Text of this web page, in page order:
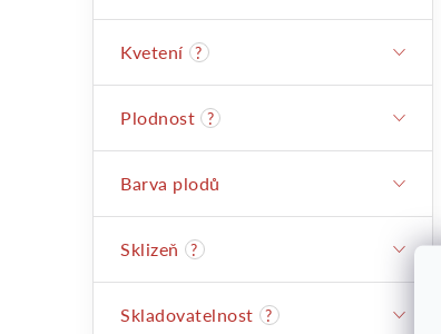
Kvetení ?
Plodnost ?
Barva plodů
Sklizeň ?
Skladovatelnost ?